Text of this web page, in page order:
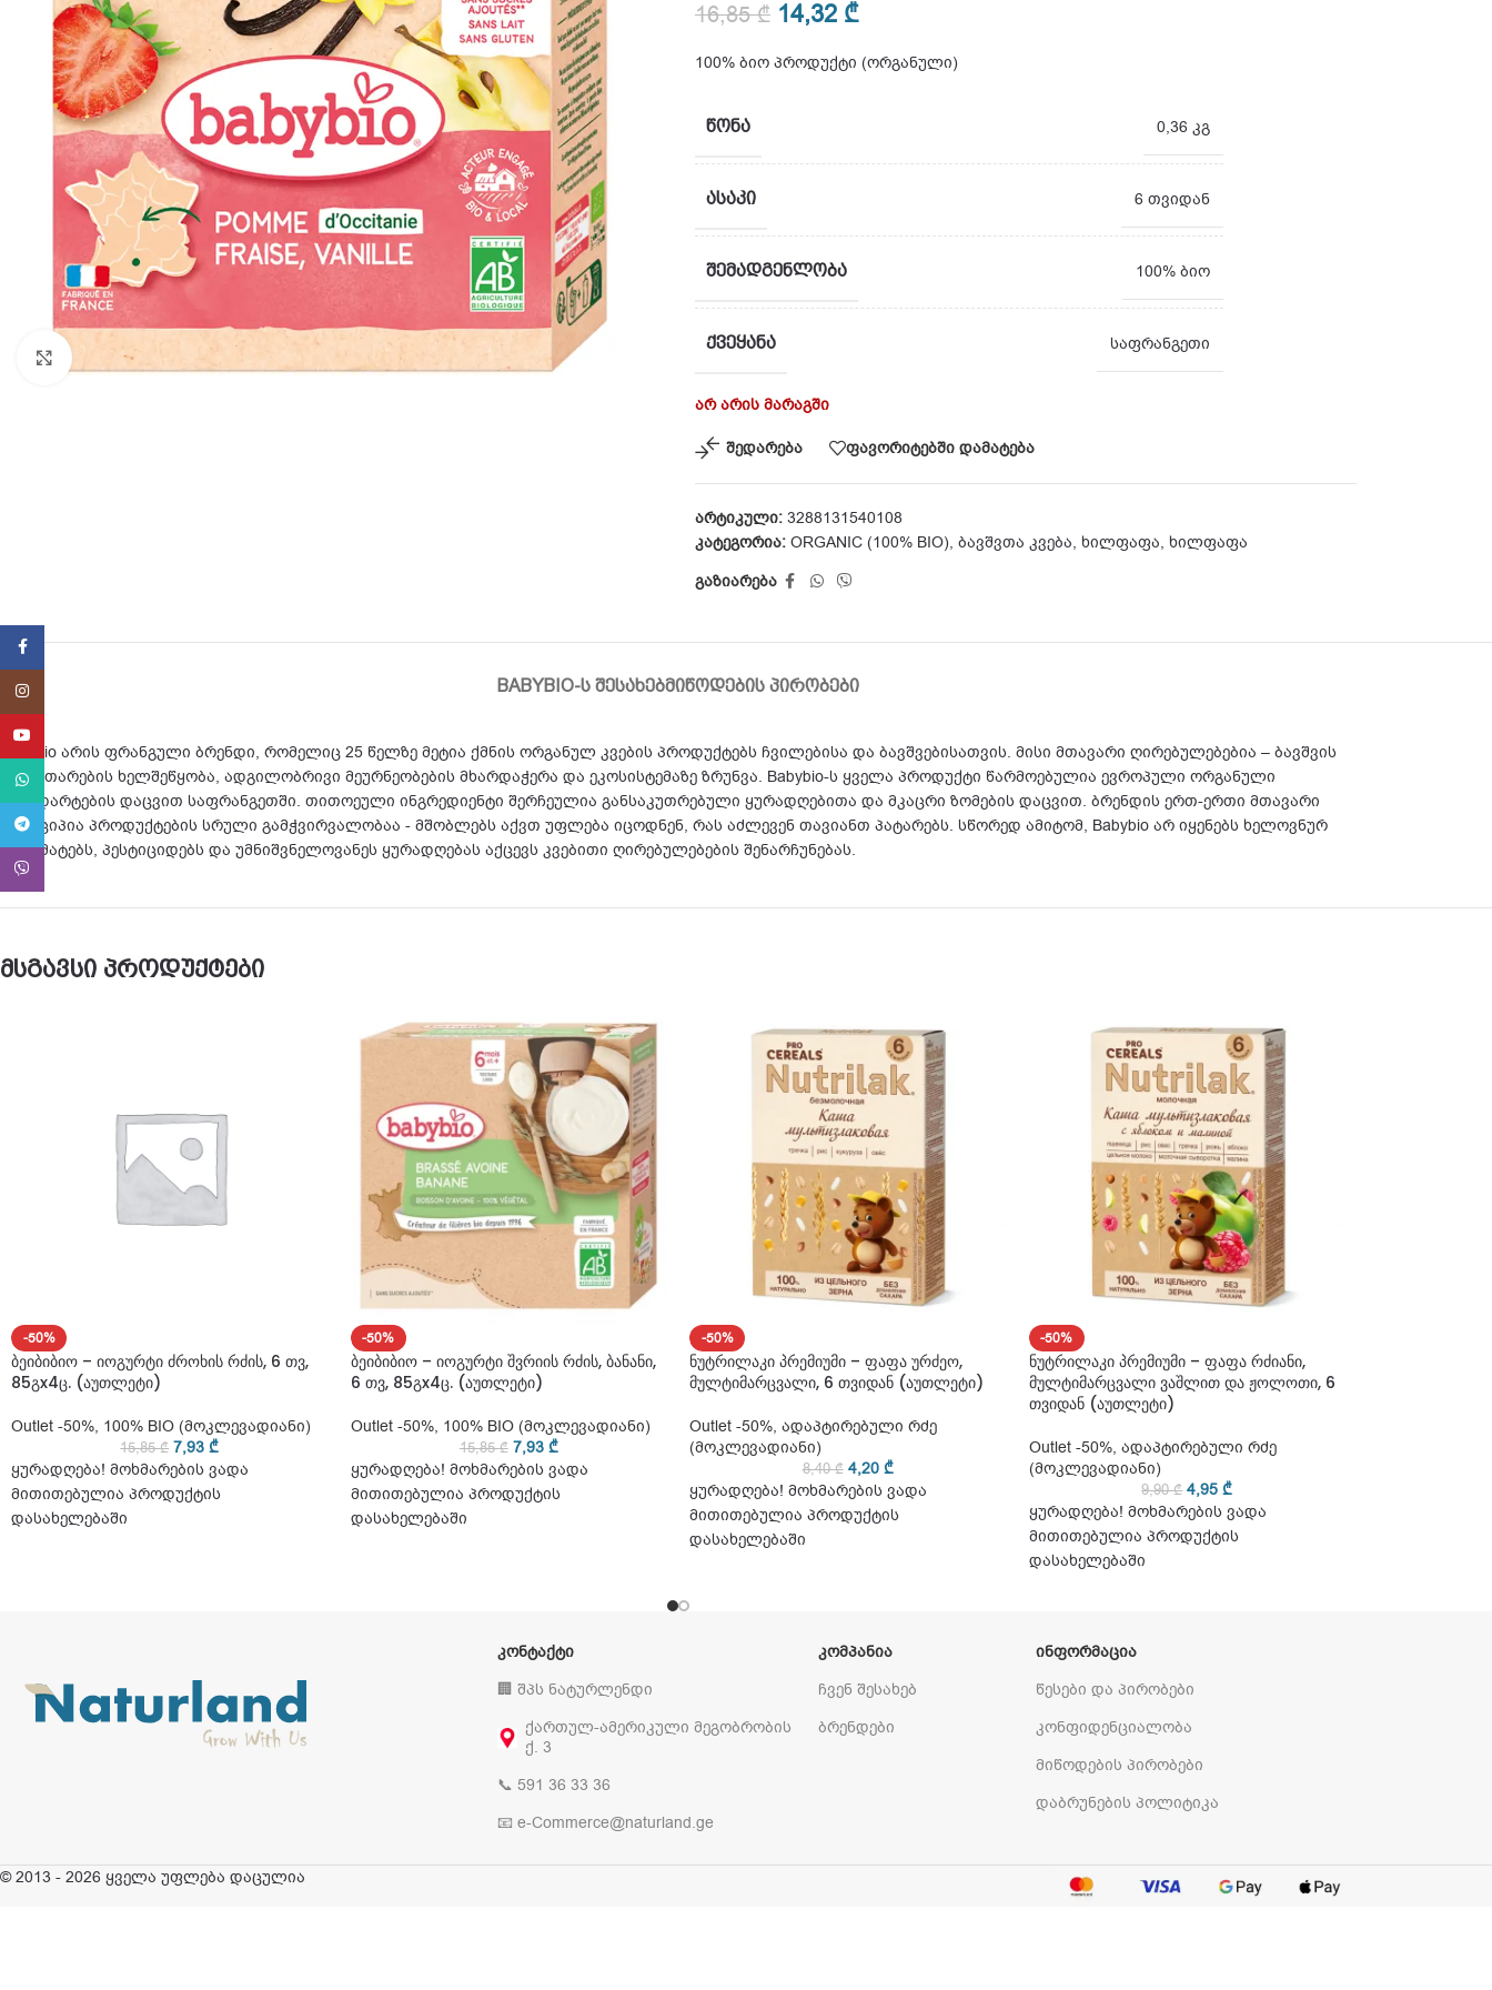
გადიდება
16,85₾ 14,32 ₾
100% ბიო პროდუქტი (ორგანული)
ᲬᲝᲜᲐ 0,36 კგ
ᲐᲡᲐᲙᲘ 6 თვიდან
ᲨᲔᲛᲐᲓᲒᲔᲜᲚᲝᲑᲐ 100% ბიო
ᲥᲕᲔᲧᲐᲜᲐ საფრანგეთი
არ არის მარაგში
შედარება ფავორიტებში დამატება
არტიკული: 3288131540108
კატეგორია: ORGANIC (100% BIO), ბავშვთა კვება, ხილფაფა, ხილფაფა
გაზიარება
BABYBIO-Ს ᲨᲔᲡᲐᲮᲔᲑᲛᲘᲬᲝᲓᲔᲑᲘᲡ ᲞᲘᲠᲝᲑᲔᲑᲘ
Babybio არის ფრანგული ბრენდი, რომელიც 25 წელზე მეტია ქმნის ორგანულ კვების პროდუქტებს ჩვილებისა და ბავშვებისათვის. მისი მთავარი ღირებულებებია – ბავშვის
განვითარების ხელშეწყობა, ადგილობრივი მეურნეობების მხარდაჭერა და ეკოსისტემაზე ზრუნვა. Babybio-ს ყველა პროდუქტი წარმოებულია ევროპული ორგანული
სტანდარტების დაცვით საფრანგეთში. თითოეული ინგრედიენტი შერჩეულია განსაკუთრებული ყურადღებითა და მკაცრი ზომების დაცვით. ბრენდის ერთ-ერთი მთავარი
პრინციპია პროდუქტების სრული გამჭვირვალობაა - მშობლებს აქვთ უფლება იცოდნენ, რას აძლევენ თავიანთ პატარებს. სწორედ ამიტომ, Babybio არ იყენებს ხელოვნურ
დანამატებს, პესტიციდებს და უმნიშვნელოვანეს ყურადღებას აქცევს კვებითი ღირებულებების შენარჩუნებას.
მსგავსი პროდუქტები
-50%
ბეიბიბიო – იოგურტი ძროხის რძის, 6 თვ,
85გx4ც. (აუთლეტი)
Outlet -50%, 100% BIO (მოკლევადიანი)
15,85₾ 7,93₾
ყურადღება! მოხმარების ვადა
მითითებულია პროდუქტის
დასახელებაში
-50%
ბეიბიბიო – იოგურტი შვრიის რძის, ბანანი,
6 თვ, 85გx4ც. (აუთლეტი)
Outlet -50%, 100% BIO (მოკლევადიანი)
15,85₾ 7,93 ₾
ყურადღება! მოხმარების ვადა
მითითებულია პროდუქტის
დასახელებაში
-50%
ნუტრილაკი პრემიუმი – ფაფა ურძეო,
მულტიმარცვალი, 6 თვიდან (აუთლეტი)
Outlet -50%, ადაპტირებული რძე
(მოკლევადიანი)
8,40₾ 4,20 ₾
ყურადღება! მოხმარების ვადა
მითითებულია პროდუქტის
დასახელებაში
-50%
ნუტრილაკი პრემიუმი – ფაფა რძიანი,
მულტიმარცვალი ვაშლით და ჟოლოთი, 6
თვიდან (აუთლეტი)
Outlet -50%, ადაპტირებული რძე
(მოკლევადიანი)
9,90₾ 4,95₾
ყურადღება! მოხმარების ვადა
მითითებულია პროდუქტის
დასახელებაში
ᲙᲝᲜᲢᲐᲥᲢᲘ
🏢 შპს ნატურლენდი
ქართულ-ამერიკული მეგობრობის
ქ. 3
📞 591 36 33 36
📧 e-Commerce@naturland.ge
ᲙᲝᲛᲞᲐᲜᲘᲐ
ჩვენ შესახებ
ბრენდები
ᲘᲜᲤᲝᲠᲛᲐᲪᲘᲐ
წესები და პირობები
კონფიდენციალობა
მიწოდების პირობები
დაბრუნების პოლიტიკა
© 2013 - 2026 ყველა უფლება დაცულია
Facebook
WhatsApp
Telegram